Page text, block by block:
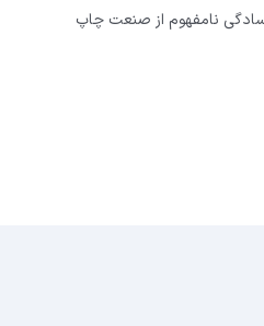
سادگی نامفهوم از صنعت چاپ